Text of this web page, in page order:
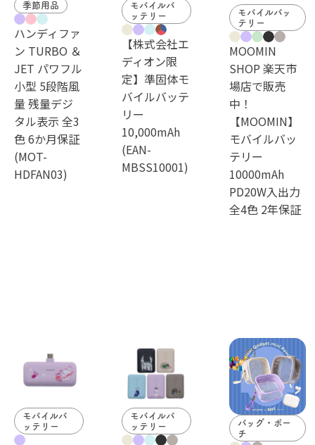
季節用品
ハンディファ
ン TURBO ＆
JET パワフル
小型 5段階風
量 残量デジ
タル表示 全3
色 6か月保証
(MOT-
HDFAN03)
モバイルバ
ッテリー
【株式会社エ
ディオン限
定】準固体モ
バイルバッテ
リー
10,000mAh
(EAN-
MBSS10001)
モバイルバッ
テリー
MOOMIN
SHOP 楽天市
場店で販売
中！
【MOOMIN】
モバイルバッ
テリー
10000mAh
PD20W入出力
全4色 2年保証
モバイルバ
ッテリー
モバイルバ
ッテリー
バッグ・ポー
チ